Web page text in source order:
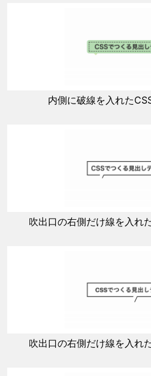
内側に破線を入れた
吹出口の右側だけ線を入れ
吹出口の右側だけ線を入れ